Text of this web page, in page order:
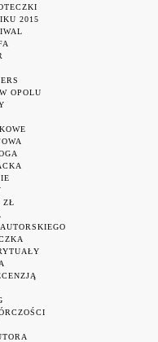
2015
OPOLU
ZŁ